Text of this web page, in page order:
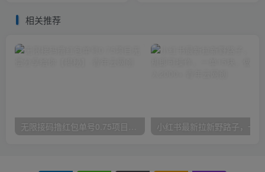
相关推荐
无限接码撸红包单号0.75项目无偿分享给你【揭秘】